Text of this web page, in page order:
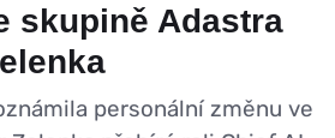
skupině Adastra
personální změnu ve